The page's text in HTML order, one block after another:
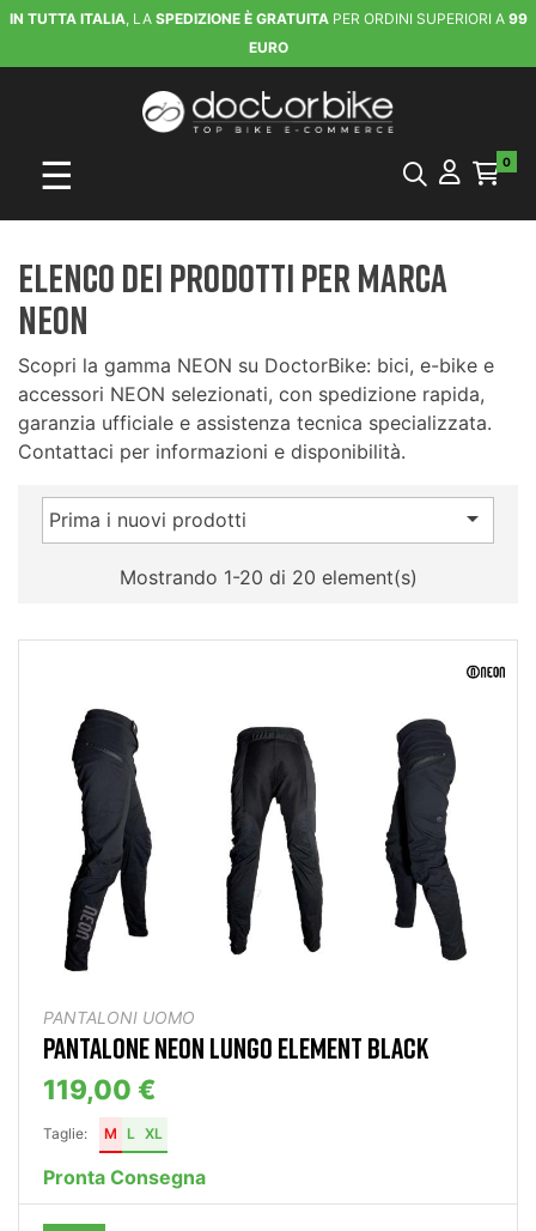
IN TUTTA ITALIA, LA SPEDIZIONE È GRATUITAPER ORDINI SUPERIORI A 99
EURO
navigazione Toggle
☰ 0
Elenco dei prodotti per marca
NEON
Scopri la gamma NEON su DoctorBike: bici, e-bike e
accessori NEON selezionati, con spedizione rapida,
garanzia ufficiale e assistenza tecnica specializzata.
Contattaci per informazioni e disponibilità.
Prima i nuovi prodotti 
Mostrando 1-20 di 20 element(s)
PANTALONI UOMO
PANTALONE NEON LUNGO ELEMENT BLACK
119,00 €
Taglie: M L XL
Pronta Consegna